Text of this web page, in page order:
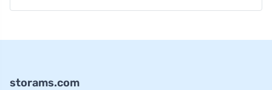
storams.com